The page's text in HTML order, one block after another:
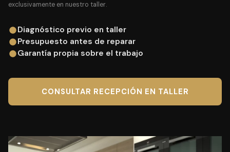
exclusivamente en nuestro taller.
Diagnóstico previo en taller
Presupuesto antes de reparar
Garantía propia sobre el trabajo
CONSULTAR RECEPCIÓN EN TALLER